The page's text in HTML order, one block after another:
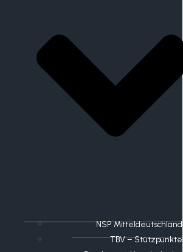
NSP Mitteldeutschland
TBV – Stützpunkte